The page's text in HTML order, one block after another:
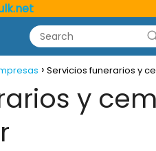
Servicios funerarios y
y